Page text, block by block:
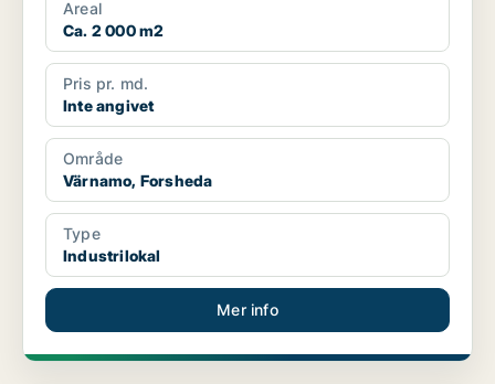
Areal
Ca. 2 000 m2
Pris pr. md.
Inte angivet
Område
Värnamo, Forsheda
Type
Industrilokal
Mer info